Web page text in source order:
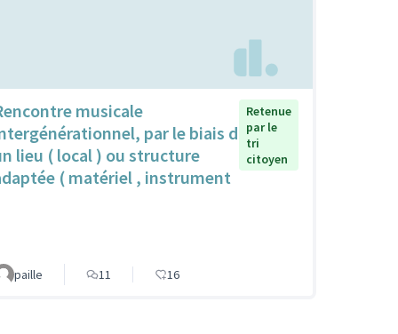
musicale
par le biais d
lieu ( local ) ou structure
( matériel , instrument
Retenue
par le
tri
citoyen
paille 11 16